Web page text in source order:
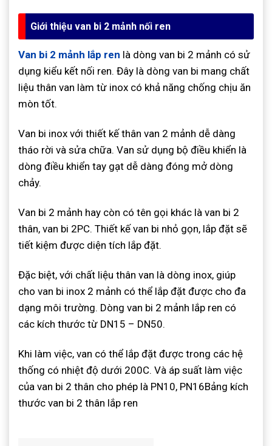
Giới thiệu van bi 2 mảnh nối ren
Van bi 2 mảnh lắp ren là dòng van bi 2 mảnh có sử
dụng kiểu kết nối ren. Đây là dòng van bi mang chất
liệu thân van làm từ inox có khả năng chống chịu ăn
mòn tốt.
Van bi inox với thiết kế thân van 2 mảnh dễ dàng
tháo rời và sửa chữa. Van sử dụng bộ điều khiển là
dòng điều khiển tay gạt dễ dàng đóng mở dòng
chảy.
Van bi 2 mảnh hay còn có tên gọi khác là van bi 2
thân, van bi 2PC. Thiết kế van bi nhỏ gọn, lắp đặt sẽ
tiết kiệm được diện tích lắp đặt.
Đặc biệt, với chất liệu thân van là dòng inox, giúp
cho van bi inox 2 mảnh có thể lắp đặt được cho đa
dạng môi trường. Dòng van bi 2 mảnh lắp ren có
các kích thước từ DN15 – DN50.
Khi làm việc, van có thể lắp đặt được trong các hệ
thống có nhiệt độ dưới 200C. Và áp suất làm việc
của van bi 2 thân cho phép là PN10, PN16Bảng kích
thước van bi 2 thân lắp ren